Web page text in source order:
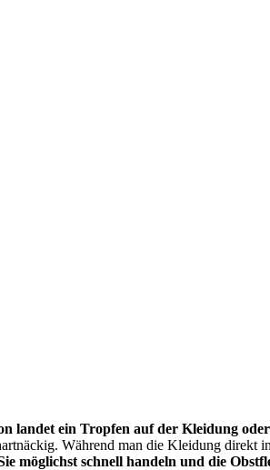
landet ein Tropfen auf der Kleidung
Während man die Kleidung direkt
möglichst schnell handeln und die